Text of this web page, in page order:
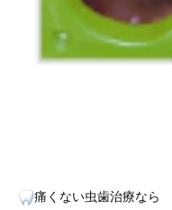
痛くない虫歯治療な